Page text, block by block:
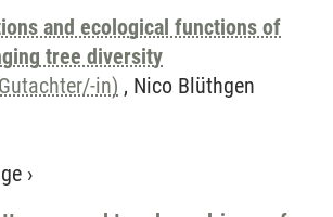
and ecological functions of
tree diversity
in) , Nico Blüthgen
›